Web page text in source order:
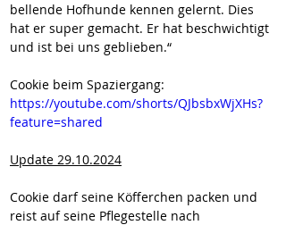
bellende Hofhunde kennen gelernt. Dies
hat er super gemacht. Er hat beschwichtigt
und ist bei uns geblieben.“
Cookie beim Spaziergang:
https://youtube.com/shorts/QJbsbxWjXHs?
feature=shared
Update 29.10.2024
Cookie darf seine Köfferchen packen und
reist auf seine Pflegestelle nach